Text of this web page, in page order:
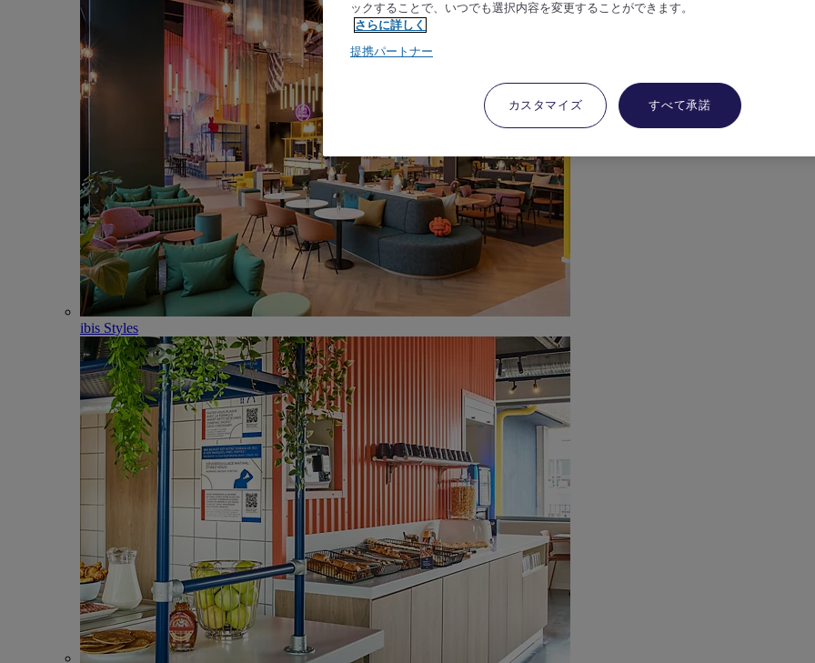
ibis Styles
ックすることで、いつでも選択内容を変更することができます。
さらに詳しく
提携パートナー
カスタマイズ すべて承諾